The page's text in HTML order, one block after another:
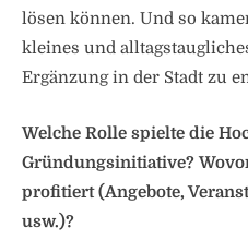
lösen können. Und so
kleines und
Ergänzung in der Stadt zu
Welche Rolle spielte die
Gründungsinitiative?
profitiert (Angebote,
usw.)?